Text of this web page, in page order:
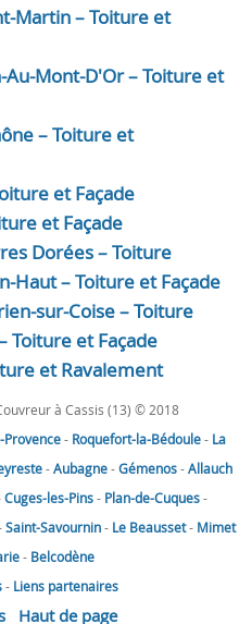
Martin – Toiture et
Mont-D'Or – Toiture et
– Toiture et
et Façade
et Façade
Dorées – Toiture
Haut – Toiture et Façade
sur-Coise – Toiture
Toiture et Façade
et Ravalement
à Cassis (13) © 2018
Provence- Roquefort-la-Bédoule- La
-Aubagne-Gémenos-Allauch
Cuges-les-Pins- Plan-de-Cuques-
Saint-Savournin- Le Beausset- Mimet
- Belcodène
- Liens partenaires
Haut de page